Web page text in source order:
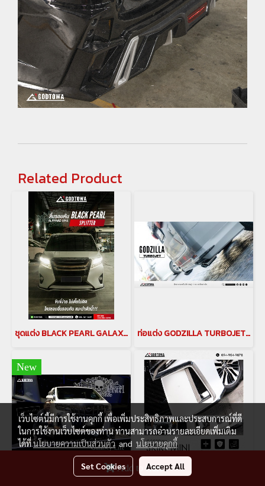
Add to Cart
Related Product
ชุดแต่ง BLACK PEARL GALAXI LITE ชุดแต่ง alphard ปี 2018-2022 ALPHARD BODY KITS ชุดแต่งแบล็คเพิร์ล ของแต่งอัลพาร์ด Alphard Accessories japan style galaxilite(copy)(copy) ท่อแต่ง GODZILLA TURBOJET ท่อคู่ สำหรับรถยนต์ ALPHARD 30 รุ่นปี 2015-2022
New
เว็บไซต์นี้มีการใช้งานคุกกี้ เพื่อเพิ่มประสิทธิภาพและประสบการณ์ที่ดี
ในการใช้งานเว็บไซต์ของท่าน ท่านสามารถอ่านรายละเอียดเพิ่มเติม
ได้ที่นโยบายความเป็นส่วนตัวand นโยบายคุกกี้
Set Cookies Accept All